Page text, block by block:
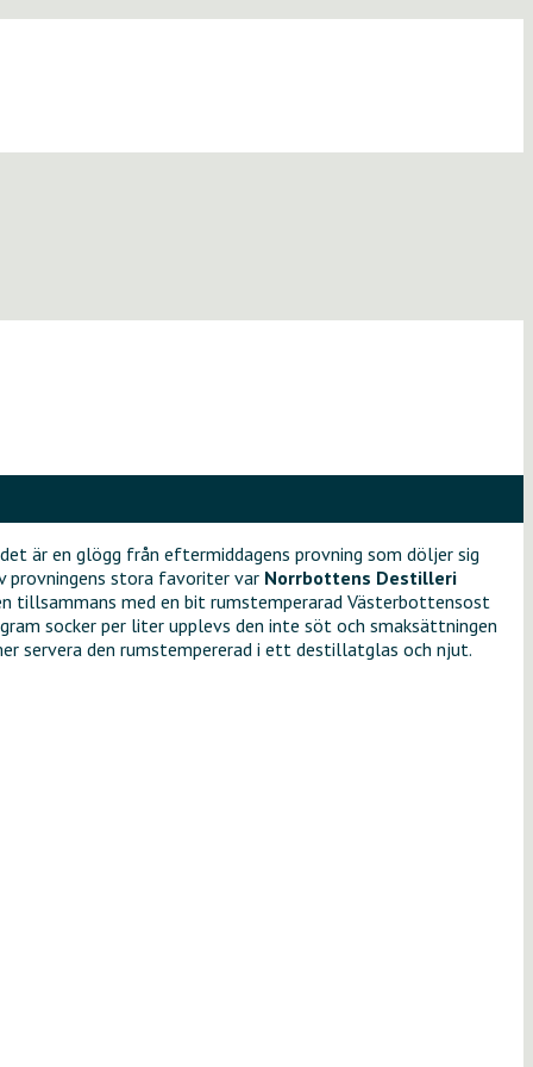
är en glögg från eftermiddagens provning som döljer sig
provningens stora favoriter var Norrbottens Destilleri
tillsammans med en bit rumstemperarad Västerbottensost
socker per liter upplevs den inte söt och smaksättningen
servera den rumstempererad i ett destillatglas och njut.